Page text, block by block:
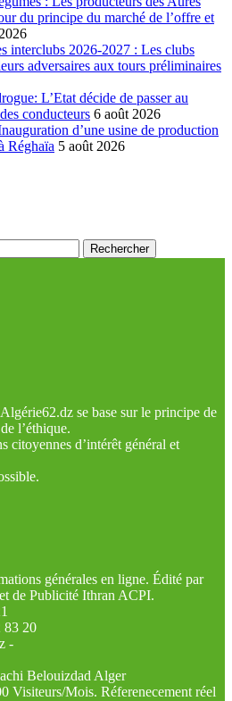
du principe du marché de l’offre et
interclubs 2026-2027 : Les clubs
adversaires aux tours préliminaires
L’Etat décide de passer au
conducteurs 6 août 2026
d’une usine de production
Réghaïa 5 août 2026
se base sur le principe de
l’éthique.
citoyennes d’intérêt général et
générales en ligne. Édité par
de Publicité Ithran ACPI.
83 20
-
Belouizdad Alger
Visiteurs/Mois. Réferenecement réel